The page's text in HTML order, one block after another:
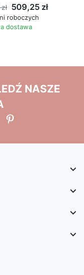
509,25 zł
roboczych
dostawa
NASZE



